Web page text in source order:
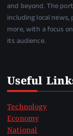
and beyond. The
including local
more, with a focus
its audience.
Useful
Technology
Economy
National